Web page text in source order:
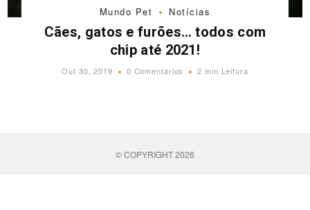
Mundo Pet Notícias
Cães, gatos e furões… todos com
chip até 2021!
Out 30, 2019 0 Comentários 2 min Leitura
© COPYRIGHT 2026